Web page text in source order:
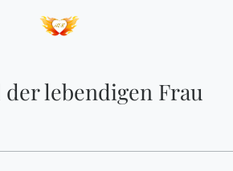
der lebendigen Frau